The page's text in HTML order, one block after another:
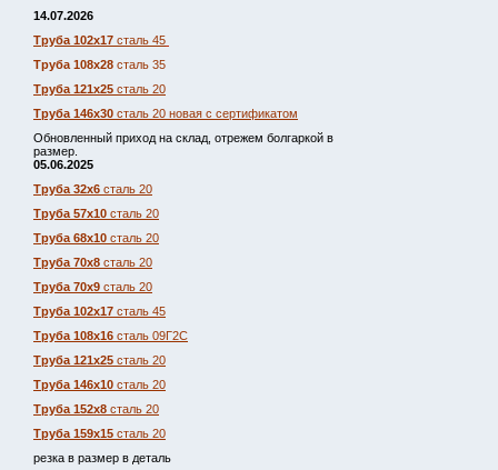
14.07.2026
Труба 102х17 сталь 45
Труба 108х28 сталь 35
Труба 121х25 сталь 20
Труба 146х30 сталь 20 новая с сертификатом
Обновленный приход на склад, отрежем болгаркой в
размер.
05.06.2025
Труба 32х6 сталь 20
Труба 57х10 сталь 20
Труба 68х10 сталь 20
Труба 70х8 сталь 20
Труба 70х9 сталь 20
Труба 102х17 сталь 45
Труба 108х16 сталь 09Г2С
Труба 121х25 сталь 20
Труба 146х10 сталь 20
Труба 152х8 сталь 20
Труба 159х15 сталь 20
резка в размер в деталь